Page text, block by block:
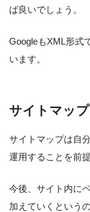
ば良いでしょう。
GoogleもXML形式
います。
サイトマッ
サイトマップは自
運用することを前
今後、サイト内に
加えていくという